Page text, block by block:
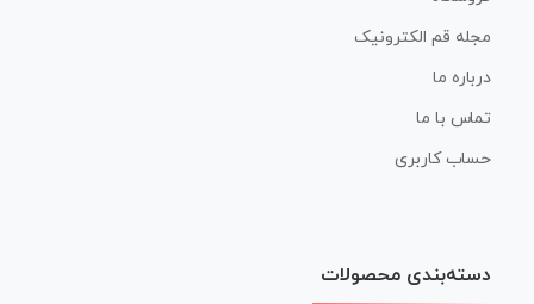
مجله قم الکترونیک
درباره ما
تماس با ما
حساب کاربری
دسته‌بندی محصولات